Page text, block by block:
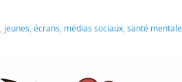
, jeunes, écrans, médias sociaux, santé mentale